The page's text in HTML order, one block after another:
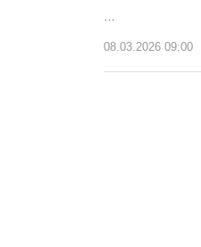
08.03.2026 09:00